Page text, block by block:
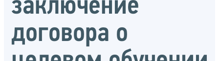
заключение
договора о